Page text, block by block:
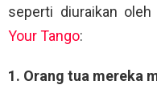
seperti diuraikan
Your Tango:
1. Orang tua mereka